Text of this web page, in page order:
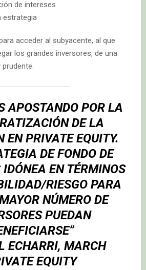
de intereses
estrategia
acceder al subyacente, al que
los grandes inversores, de una
APOSTANDO POR LA
DE LA
EN PRIVATE EQUITY.
DE FONDO DE
IDÓNEA EN TÉRMINOS
RIESGO PARA
NÚMERO DE
PUEDAN
ECHARRI, MARCH
EQUITY